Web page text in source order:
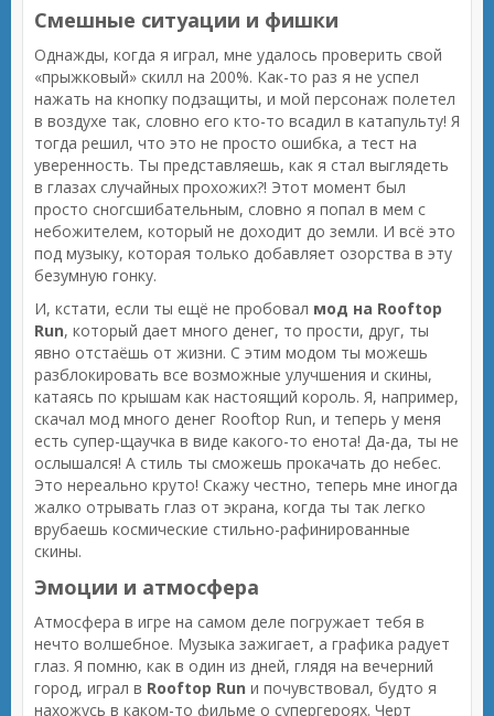
Смешные ситуации и фишки
Однажды, когда я играл, мне удалось проверить свой
«прыжковый» скилл на 200%. Как-то раз я не успел
нажать на кнопку подзащиты, и мой персонаж полетел
в воздухе так, словно его кто-то всадил в катапульту! Я
тогда решил, что это не просто ошибка, а тест на
уверенность. Ты представляешь, как я стал выглядеть
в глазах случайных прохожих?! Этот момент был
просто сногсшибательным, словно я попал в мем с
небожителем, который не доходит до земли. И всё это
под музыку, которая только добавляет озорства в эту
безумную гонку.
И, кстати, если ты ещё не пробовал мод на Rooftop
Run, который дает много денег, то прости, друг, ты
явно отстаёшь от жизни. С этим модом ты можешь
разблокировать все возможные улучшения и скины,
катаясь по крышам как настоящий король. Я, например,
скачал мод много денег Rooftop Run, и теперь у меня
есть супер-щаучка в виде какого-то енота! Да-да, ты не
ослышался! А стиль ты сможешь прокачать до небес.
Это нереально круто! Скажу честно, теперь мне иногда
жалко отрывать глаз от экрана, когда ты так легко
врубаешь космические стильно-рафинированные
скины.
Эмоции и атмосфера
Атмосфера в игре на самом деле погружает тебя в
нечто волшебное. Музыка зажигает, а графика радует
глаз. Я помню, как в один из дней, глядя на вечерний
город, играл в Rooftop Run и почувствовал, будто я
нахожусь в каком-то фильме о супергероях. Черт